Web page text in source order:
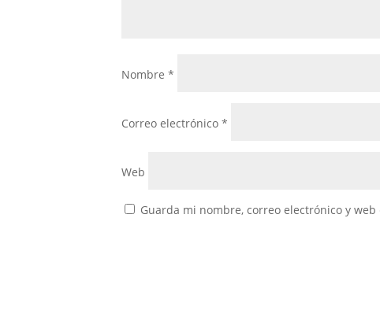
Nombre*
Correo electrónico*
Web
Guarda mi nombre, correo electrónico y